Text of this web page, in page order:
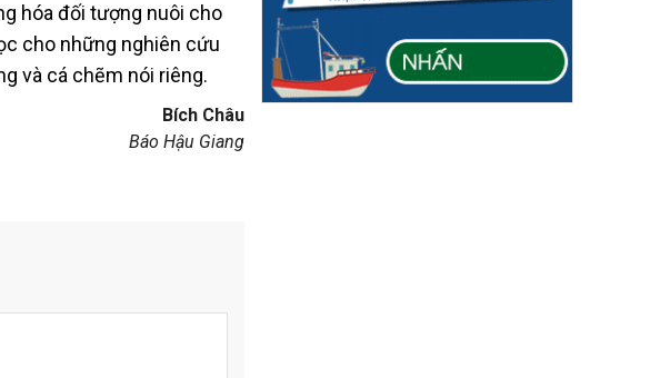
hóa đối tượng nuôi cho
cho những nghiên cứu
và cá chẽm nói riêng.
Bích Châu
Báo Hậu Giang